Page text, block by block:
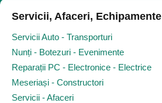
Servicii, Afaceri, Echipamente
Servicii Auto - Transporturi
Nunți - Botezuri - Evenimente
Reparații PC - Electronice - Electrice
Meseriași - Constructori
Servicii - Afaceri